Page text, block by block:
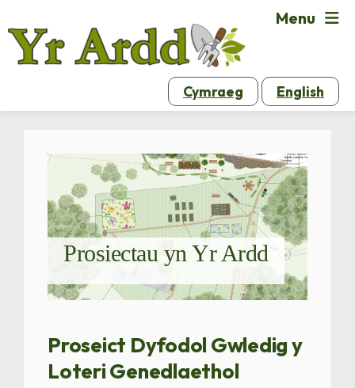
Cymraeg English
Menu
Prosiectau yn Yr Ardd
Proseict Dyfodol Gwledig y
Loteri Genedlaethol